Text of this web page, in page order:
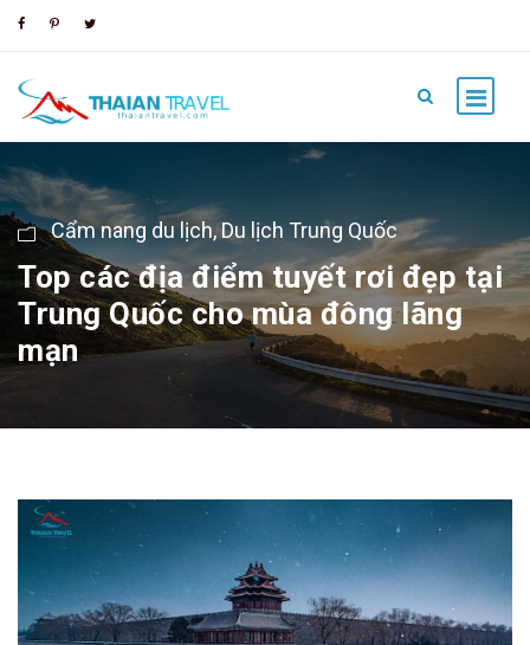
Cẩm nang du lịch,Du lịch Trung Quốc
Top các địa điểm tuyết rơi đẹp tại
Trung Quốc cho mùa đông lãng
mạn